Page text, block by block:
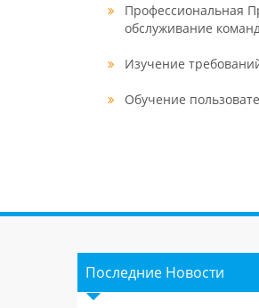
Профессиональная
обслуживание
Изучение
Обучение
Последние Новости